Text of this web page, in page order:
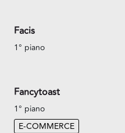
Facis
1° piano
Fancytoast
1° piano
E-COMMERCE